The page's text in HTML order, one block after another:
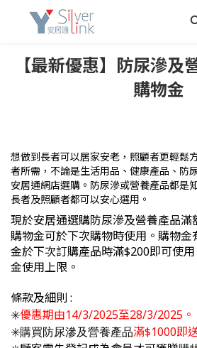
【最新優惠】防尿滲及
購物金
想做到長者可以居家安老 ，照顧者更輕鬆
者所需，不論是生活用品、健康產品、防
安居通網店選購。防尿滲或營養產品都是
長者及照顧者都可以安心選用 。
現於安居通選購防尿滲及營養產品滿
購物金可於下次購物時使用。購物
金於下次訂購產品時滿$200即可使
金使用上限。
條款及細則 :
✳️優惠期由14/3/2025至28/3/2025。
✳️購買防尿滲及營養產品滿$1000即